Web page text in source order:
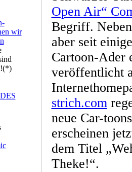
wir
Open Air“
Begriff.
aber seit
Cartoon-Ader
veröffentlicht
strich.com
neue Car-
erscheinen
dem Titel
Theke!“.